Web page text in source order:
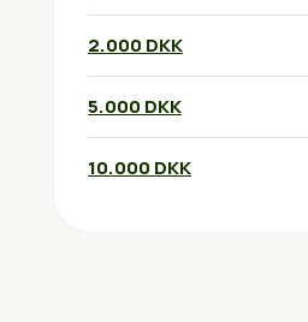
2.000 DKK
5.000 DKK
10.000 DKK